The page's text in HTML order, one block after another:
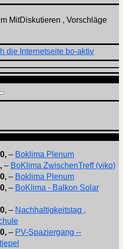
MitDiskutieren , Vorschläge
Suchen
, – Boklima Plenum
, – BoKlima ZwischenTreff (viko)
, – Boklima Plenum
, – BoKlima - Balkon Solar
, – Nachhaltigkeitstag ,
, – PV-Spaziergang --